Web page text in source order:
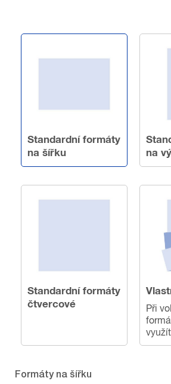
Standardní formáty
na šířku
na
Standardní formáty
čtvercové
Při
Formáty na šířku